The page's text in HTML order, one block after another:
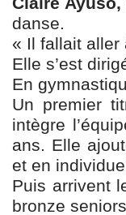
danse.
« Il fallait aller
Elle s’est
En
Un premier
intègre
ans. Elle
et en
Puis arrivent
bronze